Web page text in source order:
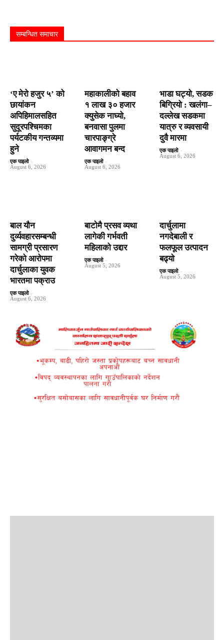
सम्बन्धित समाचार
‘ए मेरो हजुर ५’ को
छायांकन
अपिहिमालसहित
सुदूरपश्चिमका
पर्यटकीय गन्तव्यमा
हुने
एक पाइलो -
August 6, 2026
महाकालीको बहाव
१ लाख ३० हजार
क्युसेक नाघ्यो,
बनवासा पुलमा
चारपाङ्ग्रे
आवागमन बन्द
एक पाइलो -
August 6, 2026
भाडा घट्यो, सडक
बिग्रियो : खलंगा–
दल्लेख सडकमा
यात्रु र व्यवसायी
दुवै मारमा
एक पाइलो -
August 6, 2026
बाल यौन
दुर्व्यवहारसम्बन्धी
सामग्री प्रसारण
गरेको आरोपमा
दार्चुलाका युवक
भारतमा पक्राउ
एक पाइलो -
August 6, 2026
बाटाेमै प्रसव व्यथा
लागेकी गर्भवती
महिलाको उद्दार
एक पाइलो -
August 5, 2026
दार्चुलामा
नगदेबाली र
फलफूल उत्पादन
बढ्यो
एक पाइलो -
August 5, 2026